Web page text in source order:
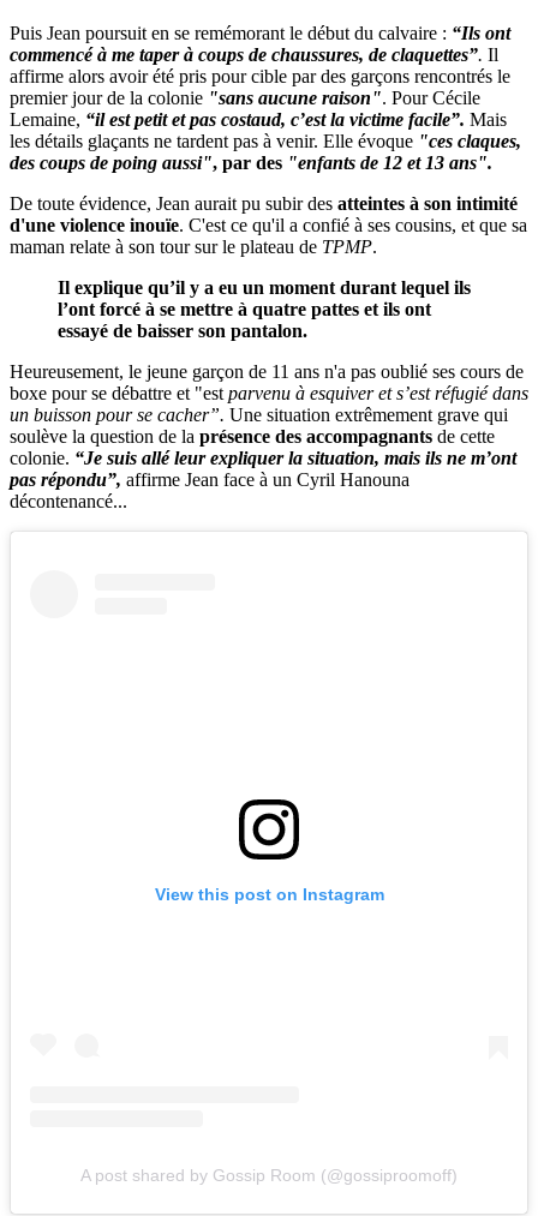
Puis Jean poursuit en se remémorant le début du calvaire : “Ils ont
commencé à me taper à coups de chaussures, de claquettes”. Il
affirme alors avoir été pris pour cible par des garçons rencontrés le
premier jour de la colonie "sans aucune raison". Pour Cécile
Lemaine, “il est petit et pas costaud, c’est la victime facile”. Mais
les détails glaçants ne tardent pas à venir. Elle évoque "ces claques,
des coups de poing aussi", par des "enfants de 12 et 13 ans".
De toute évidence, Jean aurait pu subir des atteintes à son intimité
d'une violence inouïe. C'est ce qu'il a confié à ses cousins, et que sa
maman relate à son tour sur le plateau de TPMP.
Il explique qu’il y a eu un moment durant lequel ils
l’ont forcé à se mettre à quatre pattes et ils ont
essayé de baisser son pantalon.
Heureusement, le jeune garçon de 11 ans n'a pas oublié ses cours de
boxe pour se débattre et "est parvenu à esquiver et s’est réfugié dans
un buisson pour se cacher”. Une situation extrêmement grave qui
soulève la question de la présence des accompagnants de cette
colonie. “Je suis allé leur expliquer la situation, mais ils ne m’ont
pas répondu”, affirme Jean face à un Cyril Hanouna
décontenancé...
View this post on Instagram
A post shared by Gossip Room (@gossiproomoff)